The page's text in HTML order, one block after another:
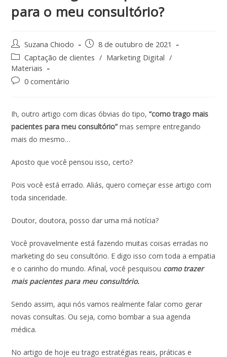
para o meu consultório?
Suzana Chiodo
8 de outubro de 2021
Captação de clientes / Marketing Digital /
Materiais
0 comentário
Ih, outro artigo com dicas óbvias do tipo,“como trago mais
pacientes para meu consultório” mas sempre entregando
mais do mesmo…
Aposto que você pensou isso, certo?
Pois você está errado. Aliás, quero começar esse artigo com
toda sinceridade.
Doutor, doutora, posso dar uma má notícia?
Você provavelmente está fazendo muitas coisas erradas no
marketing do seu consultório. E digo isso com toda a empatia
e o carinho do mundo. Afinal, você pesquisou como trazer
mais pacientes para meu consultório.
Sendo assim, aqui nós vamos realmente falar como gerar
novas consultas. Ou seja, como bombar a sua agenda
médica.
No artigo de hoje eu trago estratégias reais, práticas e